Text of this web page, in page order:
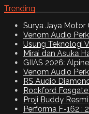
Trending
Surya Jaya Motor
Venom Audio
Usung Teknologi
Mirai dan Asuka
GIIAS 2026:
Venom Audio
RS Audio
Rockford Fosgate
Proji Buddy
Performa F-162 :